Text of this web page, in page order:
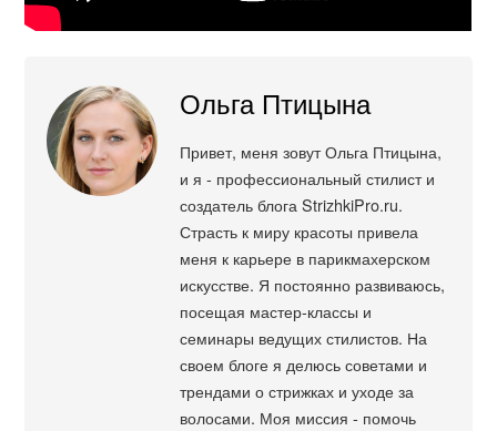
Ольга Птицына
Привет, меня зовут Ольга Птицына,
и я - профессиональный стилист и
создатель блога StrizhkiPro.ru.
Страсть к миру красоты привела
меня к карьере в парикмахерском
искусстве. Я постоянно развиваюсь,
посещая мастер-классы и
семинары ведущих стилистов. На
своем блоге я делюсь советами и
трендами о стрижках и уходе за
волосами. Моя миссия - помочь